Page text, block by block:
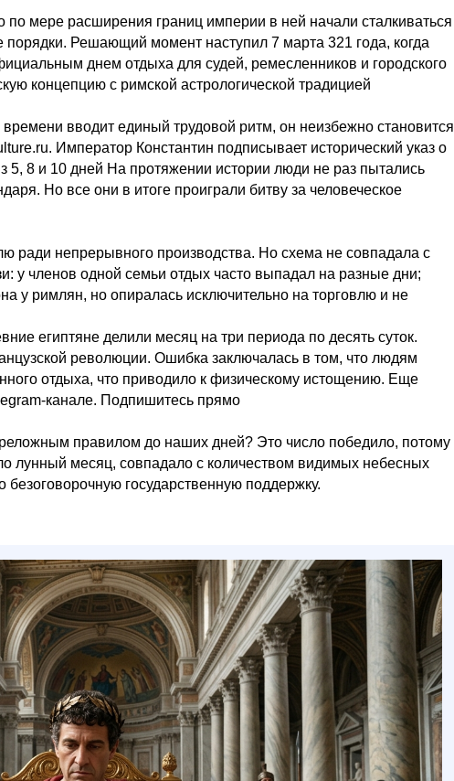
по мере расширения границ империи в ней начали сталкиваться
Решающий момент наступил 7 марта 321 года, когда
днем отдыха для судей, ремесленников и городского
концепцию с римской астрологической традицией
вводит единый трудовой ритм, он неизбежно становится
Император Константин подписывает исторический указ о
8 и 10 дней На протяжении истории люди не раз пытались
Но все они в итоге проиграли битву за человеческое
ради непрерывного производства. Но схема не совпадала с
членов одной семьи отдых часто выпадал на разные дни;
у римлян, но опиралась исключительно на торговлю и не
египтяне делили месяц на три периода по десять суток.
революции. Ошибка заключалась в том, что людям
отдыха, что приводило к физическому истощению. Еще
канале. Подпишитесь прямо
правилом до наших дней? Это число победило, потому
лунный месяц, совпадало с количеством видимых небесных
государственную поддержку.